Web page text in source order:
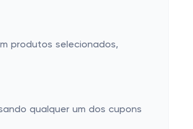
produtos selecionados,
qualquer um dos cupons